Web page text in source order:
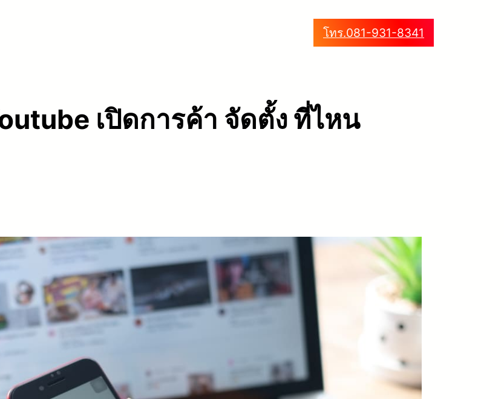
โทร.081-931-8341
เปิดการค้า จัดตั้ง ที่ไหน